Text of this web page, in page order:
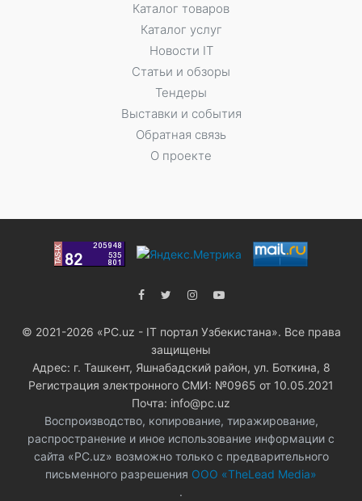
Каталог товаров
Каталог услуг
Новости IT
Статьи и обзоры
Тендеры
Выставки и события
Обратная связь
О проекте
© 2021-2026 «PC.uz - IT портал Узбекистана». Все права
защищены
Адрес: г. Ташкент, Яшнабадский район, ул. Боткина, 8
Регистрация электронного СМИ: №0965 от 10.05.2021
Почта: info@pc.uz
Воспроизводство, копирование, тиражирование,
распространение и иное использование информации с
сайта «PC.uz» возможно только с предварительного
письменного разрешения ООО «TheLead Media»
.